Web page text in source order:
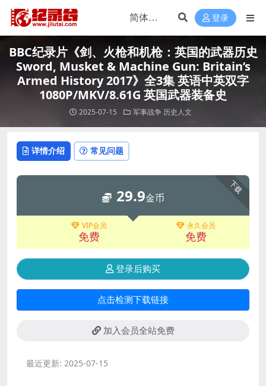
登录
BBC纪录片《剑、火枪和机枪：英国的武器历史
Sword, Musket & Machine Gun: Britain’s
Armed History 2017》全3集 英语中英双字
1080P/MKV/8.61G 英国武器装备史
2025-07-15 军事战争 历史人文
详情介绍 常见问题
下载
29.9金币
VIP会员
免费
永久会员
免费
登录后购买
点击检测下载链接
加入会员全站免费
最近更新: 2025-07-15